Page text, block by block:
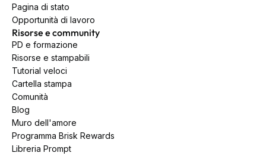
Pagina di stato
Opportunità di lavoro
Risorse e community
PD e formazione
Risorse e stampabili
Tutorial veloci
Cartella stampa
Comunità
Blog
Muro dell'amore
Programma Brisk Rewards
Libreria Prompt